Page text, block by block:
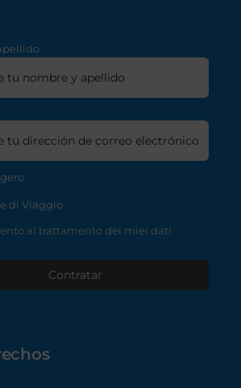
di Viaggio
al trattamento dei miei dati